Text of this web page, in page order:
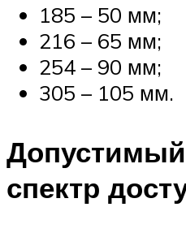
185 – 50 мм;
216 – 65 мм;
254 – 90 мм;
305 – 105 мм.
спектр